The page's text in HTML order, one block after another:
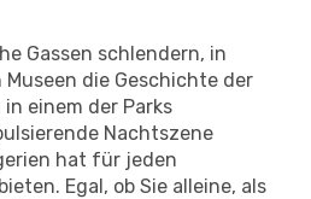
Gassen schlendern, in
die Geschichte der
einem der Parks
Nachtszene
hat für jeden
Egal, ob Sie alleine, als